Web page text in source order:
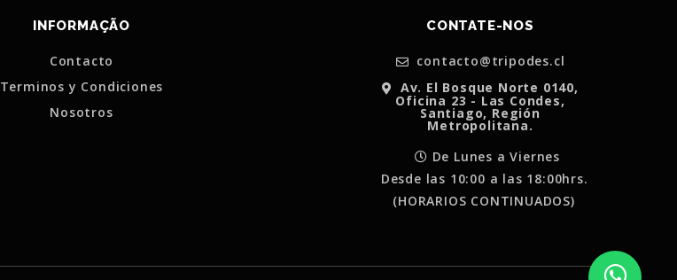
INFORMAÇÃO
Contacto
Terminos y Condiciones
Nosotros
CONTATE-NOS
contacto@tripodes.cl
Av. El Bosque Norte 0140,
Oficina 23 - Las Condes,
Santiago, Región
Metropolitana.
De Lunes a Viernes
Desde las 10:00 a las 18:00hrs.
(HORARIOS CONTINUADOS)